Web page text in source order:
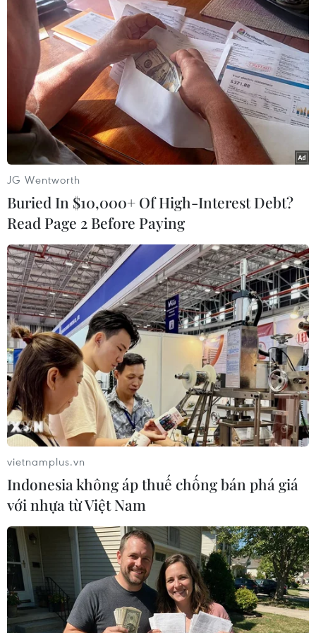
TIN LIÊN QUAN
Walmart thông báo đóng cửa tất cả các
trung tâm y tế tại Mỹ
30/04/2024 14:23
Kế hoạch đóng cửa tất cả các trung tâm y tế tại Mỹ của
Walmart được đưa ra trong thời điểm lĩnh vực chăm sóc
sức khỏe tại Mỹ chứng kiến sự cạnh tranh gay gắt, với
nhiều đối thủ mạnh.
JG Wentworth
Buried In $10,000+ Of High-Interest Debt?
Read Page 2 Before Paying
vietnamplus.vn
Indonesia không áp thuế chống bán phá giá
với nhựa từ Việt Nam